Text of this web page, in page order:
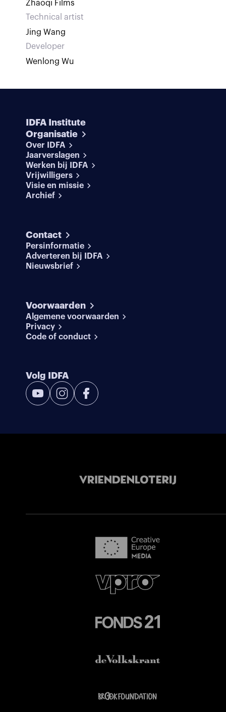
Zhaoqi Films
Technical artist
Jing Wang
Developer
Wenlong Wu
IDFA Institute
Organisatie
Over IDFA
Jaarverslagen
Werken bij IDFA
Vrijwilligers
Visie en missie
Archief
Contact
Persinformatie
Adverteren bij IDFA
Nieuwsbrief
Voorwaarden
Algemene voorwaarden
Privacy
Code of conduct
Volg IDFA